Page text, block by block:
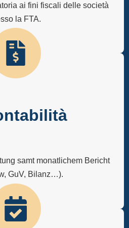
ai fini fiscali delle società
la FTA.
samt monatlichem Bericht
GuV, Bilanz…).